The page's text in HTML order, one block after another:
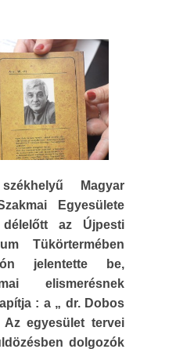
Magyar
Egyesülete
az Újpesti
Tükörtermében
jelentette be,
elismerésnek
: a „ dr. Dobos
Az egyesület tervei
dolgozók